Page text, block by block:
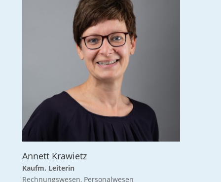
Annett Krawietz
Kaufm. Leiterin
Rechnungswesen, Personalwesen